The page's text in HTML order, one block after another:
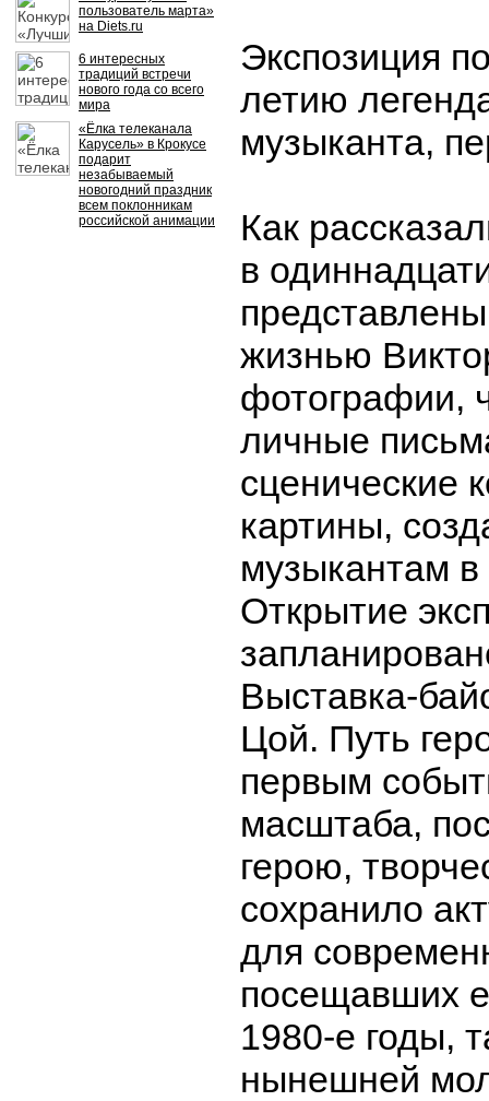
пользователь марта»
на Diets.ru
6 интересных
традиций встречи
нового года со всего
мира
«Ёлка телеканала
Карусель» в Крокусе
подарит
незабываемый
новогодний праздник
всем поклонникам
российской анимации
Экспозиция
летию
музыканта,
Как
в
жизнью
фотографии,
личные
сценические
картины,
музыкантам
Открытие
Выставка-
Цой. Путь
первым
масштаба,
герою,
сохранило
для
посещавших
1980-е годы,
нынешней